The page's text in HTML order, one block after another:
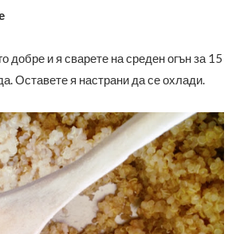
добре и я сварете на среден огън за 15
Оставете я настрани да се охлади.